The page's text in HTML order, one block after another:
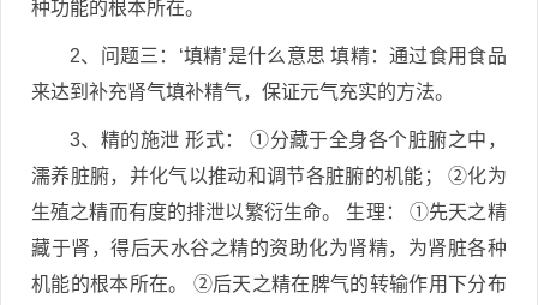
种功能的根本所在。
2、问题三：‘填精’是什么意思 填精：通过食用食品
来达到补充肾气填补精气，保证元气充实的方法。
3、精的施泄 形式： ①分藏于全身各个脏腑之中，
濡养脏腑，并化气以推动和调节各脏腑的机能； ②化为
生殖之精而有度的排泄以繁衍生命。 生理： ①先天之精
藏于肾，得后天水谷之精的资助化为肾精，为肾脏各种
机能的根本所在。 ②后天之精在脾气的转输作用下分布